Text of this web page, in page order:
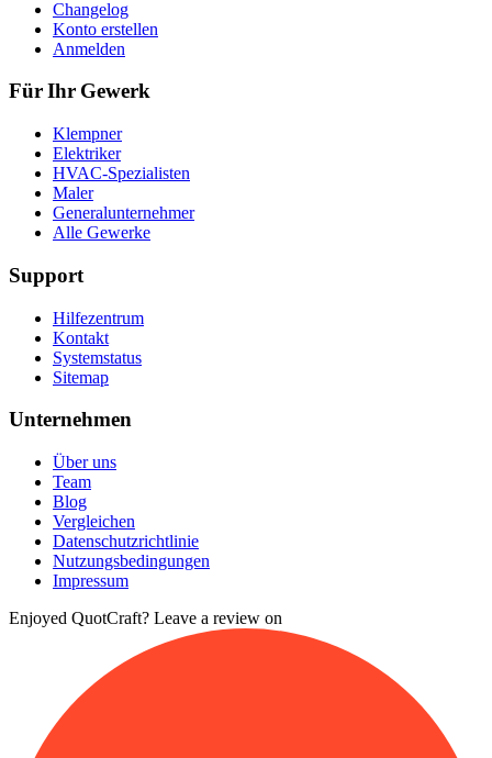
Changelog
Konto erstellen
Anmelden
Für Ihr Gewerk
Klempner
Elektriker
HVAC-Spezialisten
Maler
Generalunternehmer
Alle Gewerke
Support
Hilfezentrum
Kontakt
Systemstatus
Sitemap
Unternehmen
Über uns
Team
Blog
Vergleichen
Datenschutzrichtlinie
Nutzungsbedingungen
Impressum
Enjoyed QuotCraft? Leave a review on